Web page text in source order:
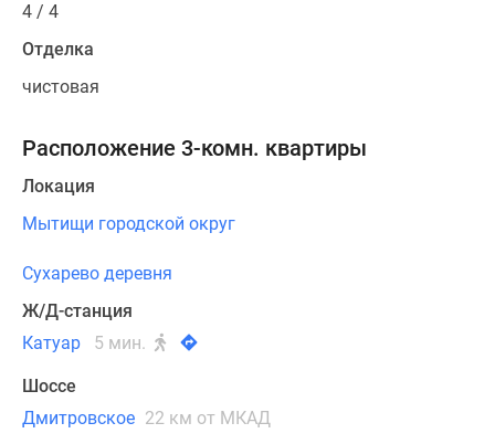
4 / 4
Отделка
чистовая
Расположение 3-комн. квартиры
Локация
Мытищи городской округ
Сухарево деревня
Ж/Д-станция
Катуар
5 мин.
Шоссе
Дмитровское 22 км от МКАД